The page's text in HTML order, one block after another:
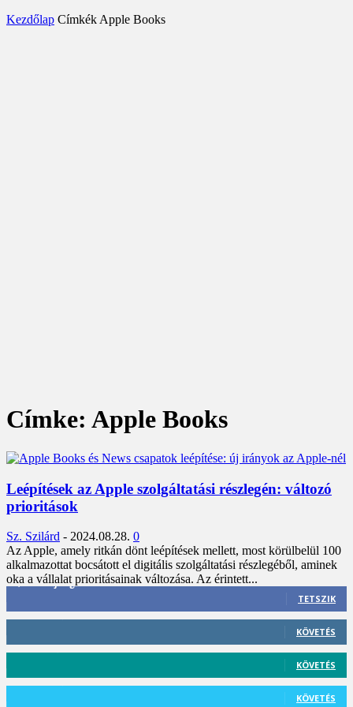
Kezdőlap Címkék Apple Books
Címke: Apple Books
Leépítések az Apple szolgáltatási részlegén: változó
prioritások
Sz. Szilárd - 2024.08.28. 0
Az Apple, amely ritkán dönt leépítések mellett, most körülbelül 100
alkalmazottat bocsátott el digitális szolgáltatási részlegéből, aminek
oka a vállalat prioritásainak változása. Az érintett...
3,452
Rajongók
TETSZIK
KÖVETÉS
KÖVETÉS
KÖVETÉS